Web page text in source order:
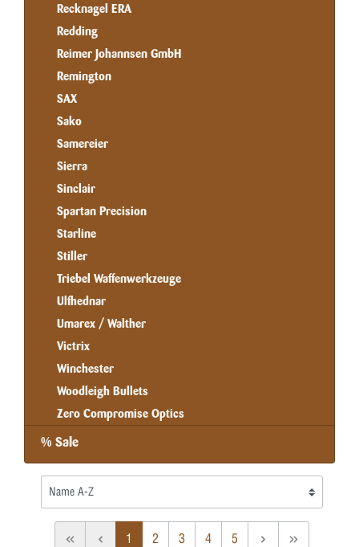
Recknagel ERA
Redding
Reimer Johannsen GmbH
Remington
SAX
Sako
Samereier
Sierra
Sinclair
Spartan Precision
Starline
Stiller
Triebel Waffenwerkzeuge
Ulfhednar
Umarex / Walther
Victrix
Winchester
Woodleigh Bullets
Zero Compromise Optics
% Sale
1 2 3 4 5